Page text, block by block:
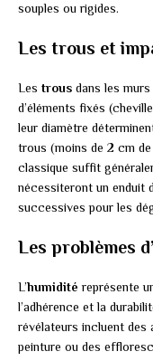
souples ou rigides.
Les trous et
Les trous dans les
d’éléments fixés
leur diamètre
trous (moins de 2 cm
classique suffit
nécessiteront un enduit
successives pour les
Les problèmes
L’humidité représente
l’adhérence et la
révélateurs incluent des
peinture ou des